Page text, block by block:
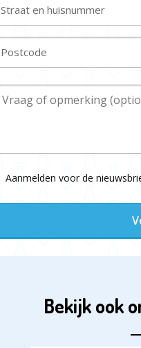
Straat en huisnummer
Postcode
Aanmelden voor de
Bekijk ook